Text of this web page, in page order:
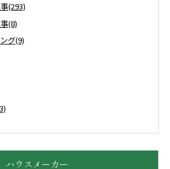
(293)
(8)
グ(9)
ハウスメーカー